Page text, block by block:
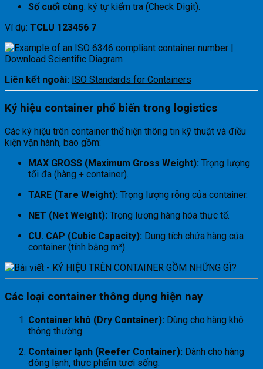
Số cuối cùng: ký tự kiểm tra (Check Digit).
Ví dụ: TCLU 123456 7
Liên kết ngoài: ISO Standards for Containers
Ký hiệu container phổ biến trong logistics
Các ký hiệu trên container thể hiện thông tin kỹ thuật và điều
kiện vận hành, bao gồm:
MAX GROSS (Maximum Gross Weight): Trọng lượng
tối đa (hàng + container).
TARE (Tare Weight): Trọng lượng rỗng của container.
NET (Net Weight): Trọng lượng hàng hóa thực tế.
CU. CAP (Cubic Capacity): Dung tích chứa hàng của
container (tính bằng m³).
Các loại container thông dụng hiện nay
Container khô (Dry Container): Dùng cho hàng khô
thông thường.
Container lạnh (Reefer Container): Dành cho hàng
đông lạnh, thực phẩm tươi sống.